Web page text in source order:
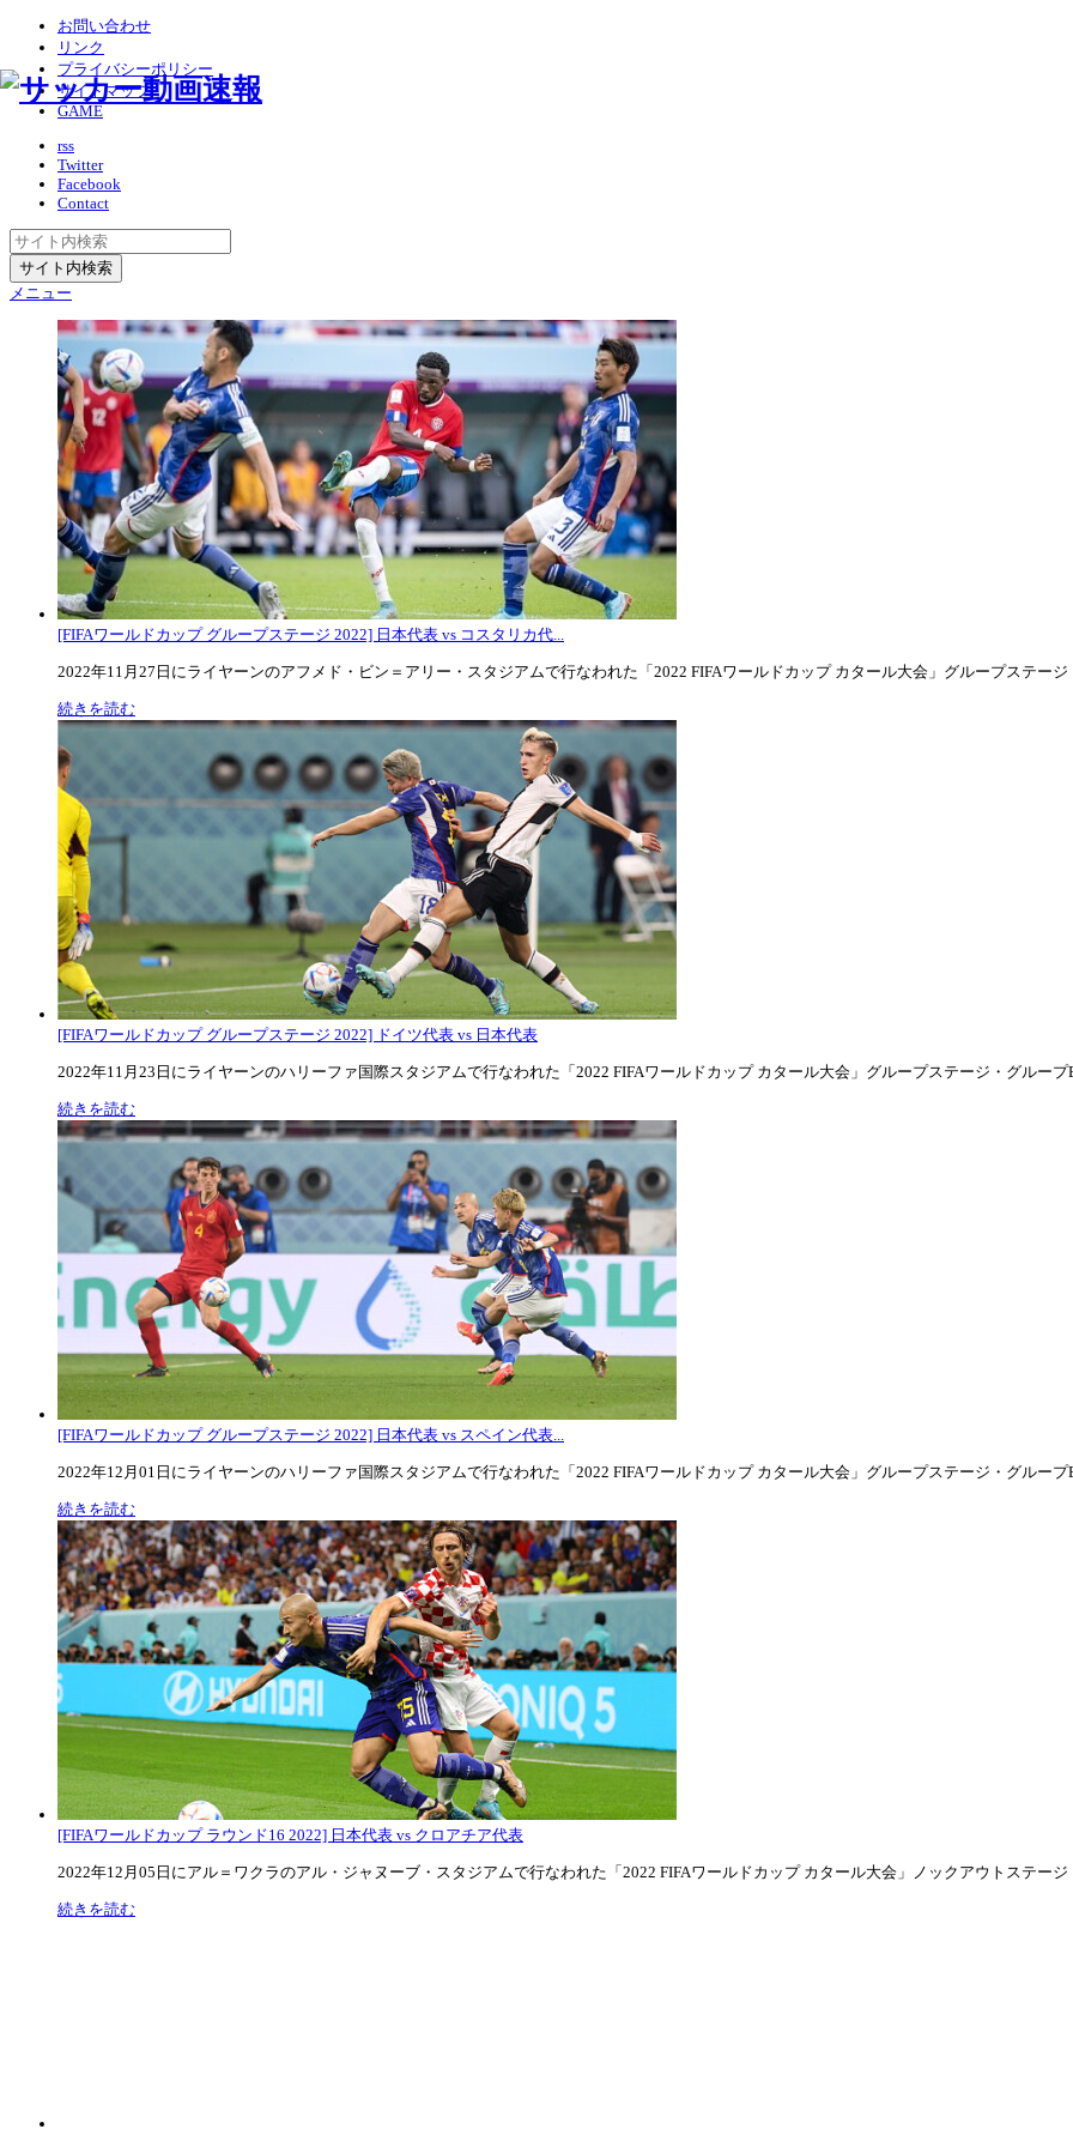
お問い合わせ
リンク
プライバシーポリシー
サイトマップ
GAME
rss
Twitter
Facebook
Contact
メニュー
[FIFAワールドカップ グループステージ 2022] 日本代表 vs コスタリカ代...
2022年11月27日にライヤーンのアフメド・ビン＝アリー・スタジアムで行なわれた「2022 FIFAワールドカップ カタール大会」グループステージ
続きを読む
[FIFAワールドカップ グループステージ 2022] ドイツ代表 vs 日本代表
2022年11月23日にライヤーンのハリーファ国際スタジアムで行なわれた「2022 FIFAワールドカップ カタール大会」グループステージ・グループ
続きを読む
[FIFAワールドカップ グループステージ 2022] 日本代表 vs スペイン代表...
2022年12月01日にライヤーンのハリーファ国際スタジアムで行なわれた「2022 FIFAワールドカップ カタール大会」グループステージ・グループ
続きを読む
[FIFAワールドカップ ラウンド16 2022] 日本代表 vs クロアチア代表
2022年12月05日にアル＝ワクラのアル・ジャヌーブ・スタジアムで行なわれた「2022 FIFAワールドカップ カタール大会」ノックアウトステージ
続きを読む